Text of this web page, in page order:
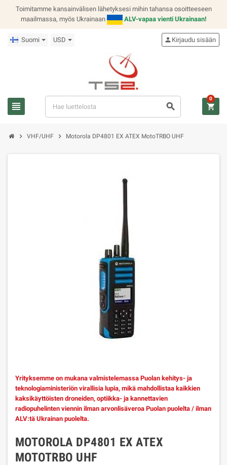
Toimitamme kansainvälisen lähetyksesi mihin tahansa osoitteeseen
maailmassa, myös Ukrainaan
ALV-vapaa vienti Ukrainaan!
Suomi USD
view_headline search
person Kirjaudu sisään
shopping_cart
0
chevron_right VHF/UHF chevron_right Motorola DP4801 EX ATEX MotoTRBO UHF
Yrityksemme on mukana valmistelemassa Puolan kehitys- ja
teknologiaministeriön virallisia lupia, mikä mahdollistaa kaikkien
kaksikäyttöisten droneiden, optiikka- ja kannettavien
radiopuhelinten viennin ilman arvonlisäveroa Puolan puolelta / ilman
ALV:tä Ukrainan puolelta.
MOTOROLA DP4801 EX ATEX
MOTOTRBO UHF